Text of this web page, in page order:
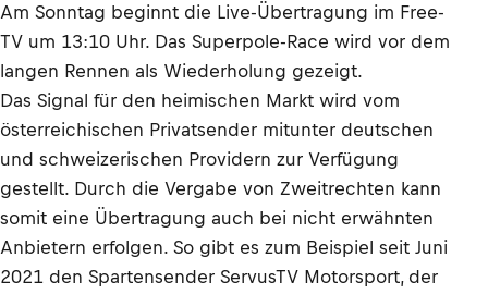
Am Sonntag beginnt die Live-Übertragung im Free-
TV um 13:10 Uhr. Das Superpole-Race wird vor dem
langen Rennen als Wiederholung gezeigt.
Das Signal für den heimischen Markt wird vom
österreichischen Privatsender mitunter deutschen
und schweizerischen Providern zur Verfügung
gestellt. Durch die Vergabe von Zweitrechten kann
somit eine Übertragung auch bei nicht erwähnten
Anbietern erfolgen. So gibt es zum Beispiel seit Juni
2021 den Spartensender ServusTV Motorsport, der